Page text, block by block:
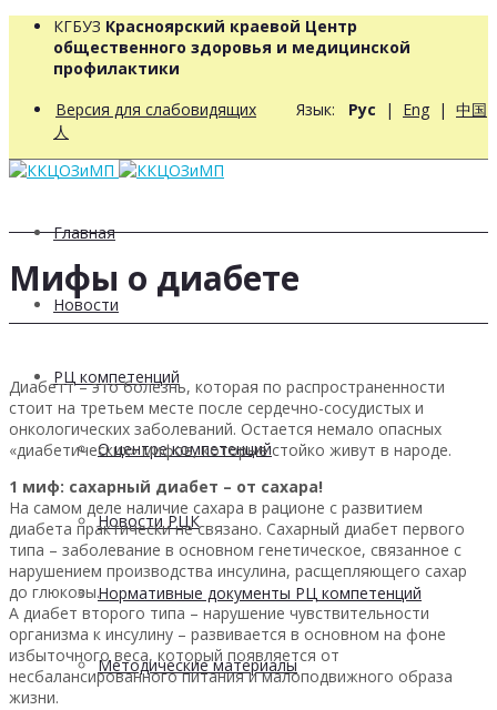
КГБУЗ Красноярский краевой Центр
общественного здоровья и медицинской
профилактики
Версия для слабовидящих Язык: Рус | Eng | 中国
人
Главная
Новости
РЦ компетенций
О центре компетенций
Новости РЦК
Нормативные документы РЦ компетенций
Методические материалы
Мифы о диабете
Диабетт – это болезнь, которая по распространенности
стоит на третьем месте после сердечно-сосудистых и
онкологических заболеваний. Остается немало опасных
«диабетических» мифов, которые стойко живут в народе.
1 миф: сахарный диабет – от сахара!
На самом деле наличие сахара в рационе с развитием
диабета практически не связано. Сахарный диабет первого
типа – заболевание в основном генетическое, связанное с
нарушением производства инсулина, расщепляющего сахар
до глюкозы.
А диабет второго типа – нарушение чувствительности
организма к инсулину – развивается в основном на фоне
избыточного веса, который появляется от
несбалансированного питания и малоподвижного образа
жизни.